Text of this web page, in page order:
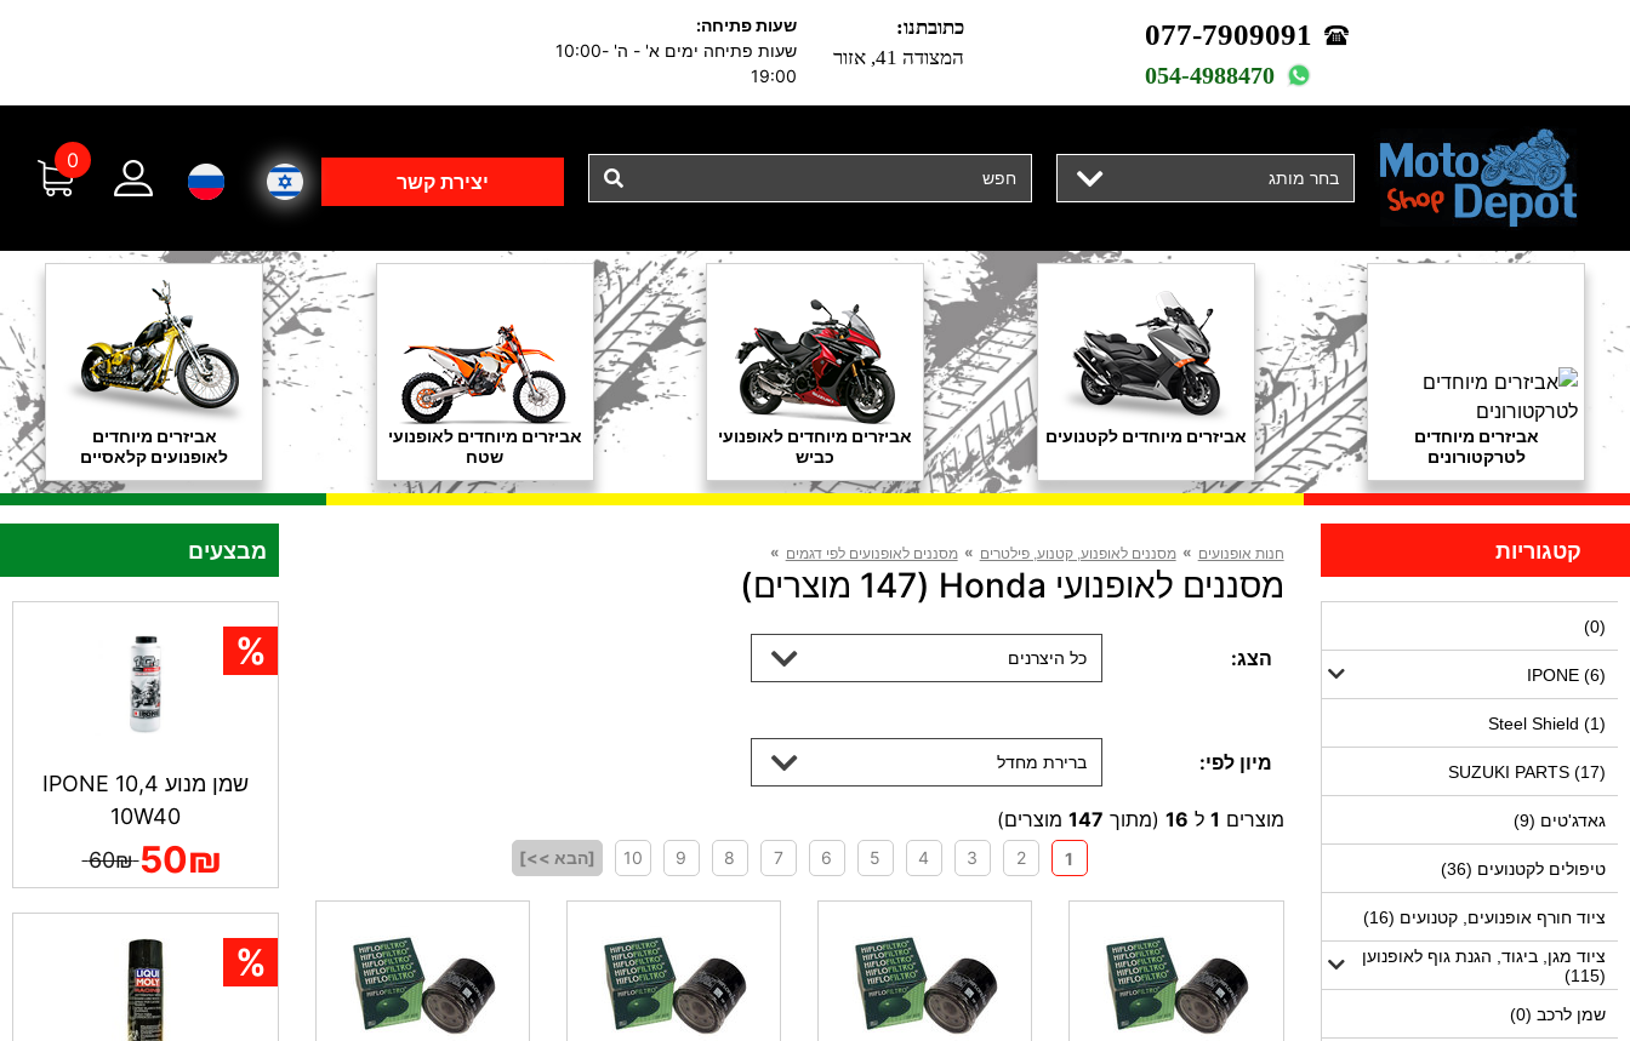
077-7909091
054-4988470
כתובתנו:
המצודה 41, אזור
שעות פתיחה:
שעות פתיחה ימים א' - ה' 10:00-
19:00
בחר מותג יצירת קשר
0
אביזרים מיוחדים
לטרקטורונים
אביזרים מיוחדים לקטנועים
אביזרים מיוחדים לאופנועי
כביש
אביזרים מיוחדים לאופנועי
שטח
אביזרים מיוחדים
לאופנועים קלאסיים
קטגוריות
(0)
IPONE (6)
Steel Shield (1)
SUZUKI PARTS (17)
גאדג'טים (9)
טיפולים לקטנועים (36)
ציוד חורף אופנועים, קטנועים (16)
ציוד מגן, ביגוד, הגנת גוף לאופנוען
(115)
שמן לרכב (0)
חנות אופנועים » מסננים לאופנוע, קטנוע, פילטרים » מסננים לאופנועים לפי דגמים »
מסננים לאופנועי Honda (147 מוצרים)
הצג: כל היצרנים
מיון לפי: ברירת מחדל
מוצרים 1 ל 16 (מתוך 147 מוצרים)
1
2
3
4
5
6
7
8
9
10 [הבא >>]
מבצעים
שמן מנוע IPONE 10,4
10W40
50₪
60₪